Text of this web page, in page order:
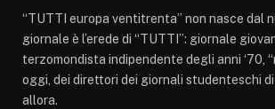
“TUTTI europa ventitrenta” non nasce dal
giornale è l’erede di “TUTTI”: giornale
terzomondista indipendente degli anni ‘70,
oggi, dei direttori dei giornali studenteschi
allora.